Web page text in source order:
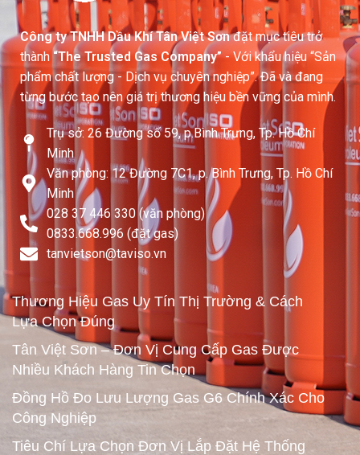
Công ty TNHH Dầu Khí Tân Việt Sơnđặt mục tiêu trở
thành “The Trusted Gas Company”- Với khẩu hiệu “Sản
phẩm chất lượng - Dịch vụ chuyên nghiệp”. Đã và đang
từng bước tạo nên giá trị thương hiệu bền vững của mình.
Trụ sở: 26 Đường số 59, p.Bình Trưng, Tp. Hồ Chí
Minh
Văn phòng: 12 Đường 7C1, p. Bình Trưng, Tp. Hồ Chí
Minh
028 37 446 330 (văn phòng)
0833.668.996 (đặt gas)
tanvietson@taviso.vn​
Thương Hiệu Gas Uy Tín Thị Trường & Cách
Lựa Chọn Đúng
Tân Việt Sơn – Đơn Vị Cung Cấp Gas Được
Nhiều Khách Hàng Tin Chọn
Đồng Hồ Đo Lưu Lượng Gas G6 Chính Xác Cho
Công Nghiệp
Tiêu Chí Lựa Chọn Đơn Vị Lắp Đặt Hệ Thống